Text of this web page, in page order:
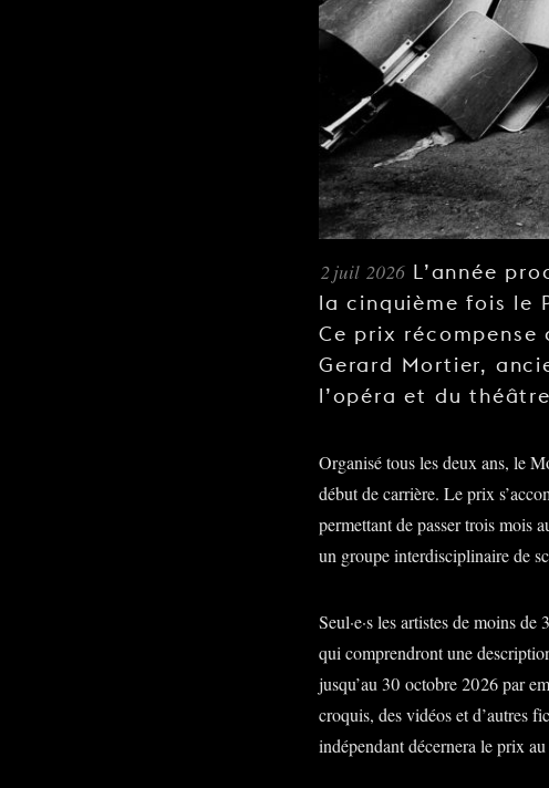
2 juil 2026 L’année
la cinquième fois le
Ce prix
Gerard Mortier,
l’opéra et du
Organisé tous les deux ans, le
début de carrière. Le prix
permettant de passer trois mois
un groupe interdisciplinaire de
Seul·e·s les artistes de moins
qui comprendront une
jusqu’au 30 octobre 2026 par
croquis, des vidéos et d’autres
indépendant décernera le prix